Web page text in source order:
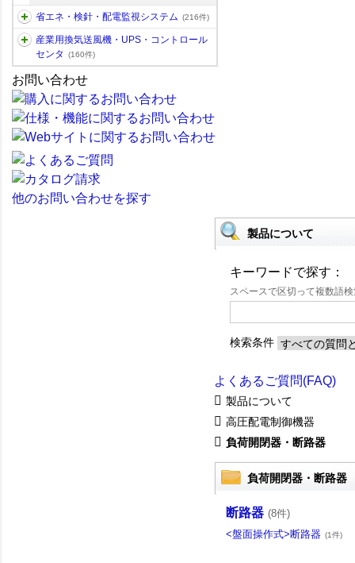
省エネ・検針・配電監視システム (216件)
産業用換気送風機・UPS・コントロール
センタ
(160件)
お問い合わせ
他のお問い合わせを探す
製品について
キーワードで探す：
スペースで区切って複数語
検索条件
よくあるご質問(FAQ)
製品について
高圧配電制御機器
負荷開閉器・断路器
負荷開閉器・断路器
断路器 (8件)
<盤面操作式>断路器 (1件)